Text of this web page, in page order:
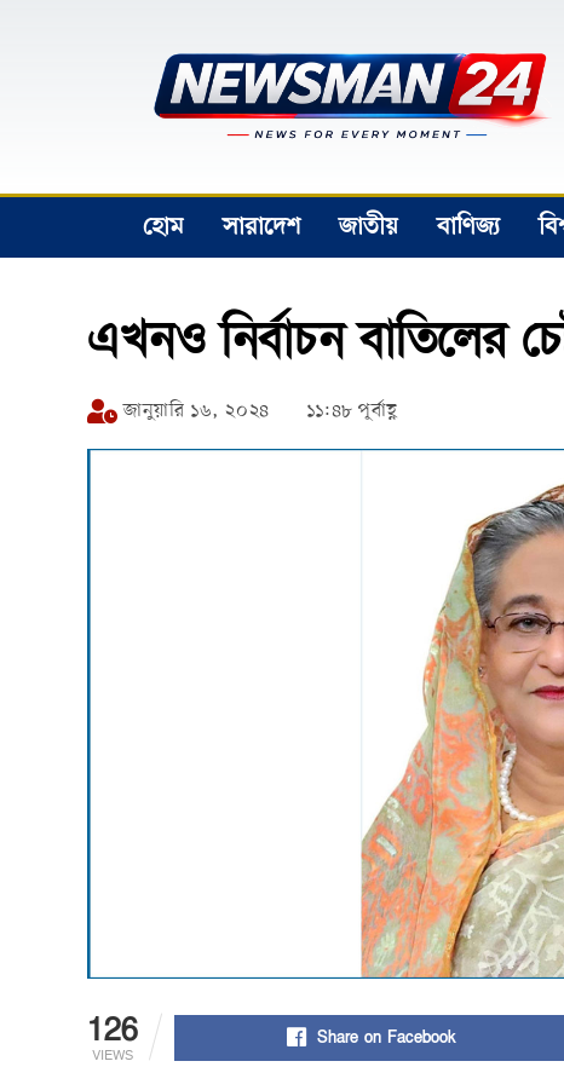
হোম সারাদেশ জাতীয় বাণিজ্য
এখনও নির্বাচন বাতিলের
জানুয়ারি ১৬, ২০২৪ ১১:৪৮ পূর্বাহ্ণ
126
VIEWS
Share on Facebook